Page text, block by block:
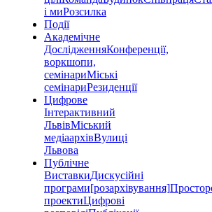
і миРозсилка
Події
Академічне
ДослідженняКонференції,
воркшопи,
семінариМіські
семінариРезиденції
Цифрове
Інтерактивний
ЛьвівМіський
медіаархівВулиці
Львова
Публічне
ВиставкиДискусійні
програми[розархівування]
проектиЦифрові